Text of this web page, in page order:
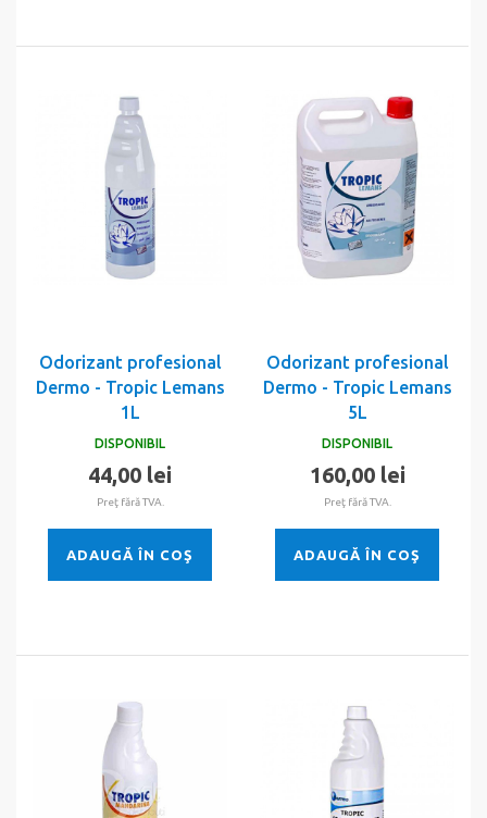
Odorizant profesional
Dermo - Tropic Lemans
1L
DISPONIBIL
44,00 lei
Preţ fără TVA.
ADAUGĂ ÎN COŞ
Odorizant profesional
Dermo - Tropic Lemans
5L
DISPONIBIL
160,00 lei
Preţ fără TVA.
ADAUGĂ ÎN COŞ